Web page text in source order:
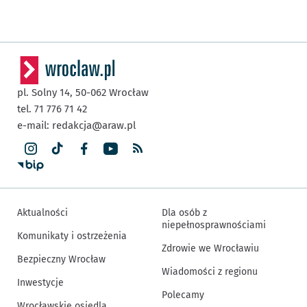
pl. Solny 14, 50-062 Wrocław
tel. 71 776 71 42
e-mail: redakcja@araw.pl
Aktualności
Komunikaty i ostrzeżenia
Bezpieczny Wrocław
Inwestycje
Dla osób z
niepełnosprawnościami
Zdrowie we Wrocławiu
Wiadomości z regionu
Polecamy